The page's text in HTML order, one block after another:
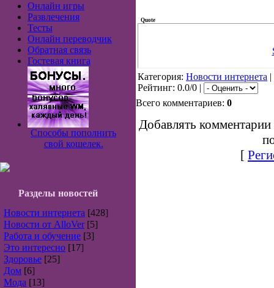
Онлайн игры
Развлечения
Тесты
Онлайн переводчик
Обратная связь
Гостевая книга
Способы пополнить
свой кошелек.
Разделы новостей
Новости интернета [428]
Новости от AlloVer [5]
Работа и обучение [3]
Это интересно [17]
Здоровье [25]
Дом [6]
Мода [13]
Quote
Категория: Новости интернета
Рейтинг: 0.0/0 |
Всего комментариев: 0
Добавлять комментарии
[